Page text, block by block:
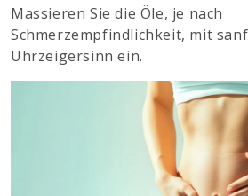
Massieren Sie die Öle, je nach
Schmerzempfindlichkeit, mit
Uhrzeigersinn ein.